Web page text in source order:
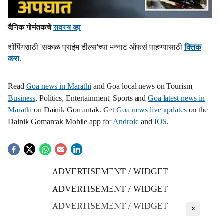
दैनिक गोमंतकचेसदस्य व्हा
शॉपिंगसाठी 'सकाळ प्राईम डील्स'च्या भन्नाट ऑफर्स पाहण्यासाठीक्लिक
करा.
Read Goa news in Marathi and Goa local news on Tourism,
Business, Politics, Entertainment, Sports and Goa latest news in
Marathi on Dainik Gomantak. Get Goa news live updates on the
Dainik Gomantak Mobile app forAndroid and IOS.
ADVERTISEMENT / WIDGET
ADVERTISEMENT / WIDGET
ADVERTISEMENT / WIDGET
×